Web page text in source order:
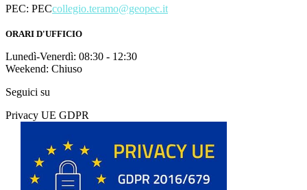
PEC: PECcollegio.teramo@geopec.it
ORARI D'UFFICIO
Lunedì-Venerdì: 08:30 - 12:30
Weekend: Chiuso
Seguici su
Privacy UE GDPR